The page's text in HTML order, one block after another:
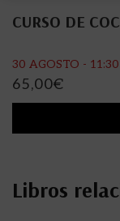
CURSO DE
30 AGOSTO - 11:30
65,00€
Libros